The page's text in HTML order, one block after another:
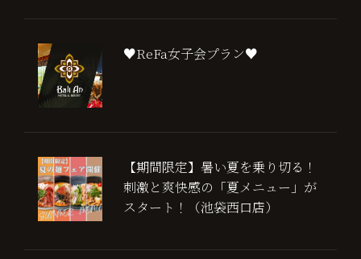
♥ReFa女子会プラン♥
【期間限定】暑い夏を乗り切る！
刺激と爽快感の「夏メニュー」が
スタート！（池袋西口店）